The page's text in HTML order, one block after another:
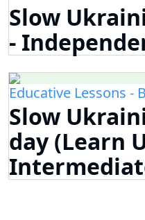
Slow
-
Educative Lessons -
Slow
day (Learn